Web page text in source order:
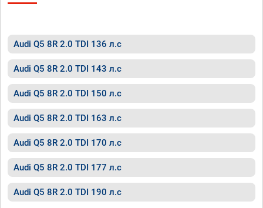
Audi Q5 8R 2.0 TDI 136 л.с
Audi Q5 8R 2.0 TDI 143 л.с
Audi Q5 8R 2.0 TDI 150 л.с
Audi Q5 8R 2.0 TDI 163 л.с
Audi Q5 8R 2.0 TDI 170 л.с
Audi Q5 8R 2.0 TDI 177 л.с
Audi Q5 8R 2.0 TDI 190 л.с